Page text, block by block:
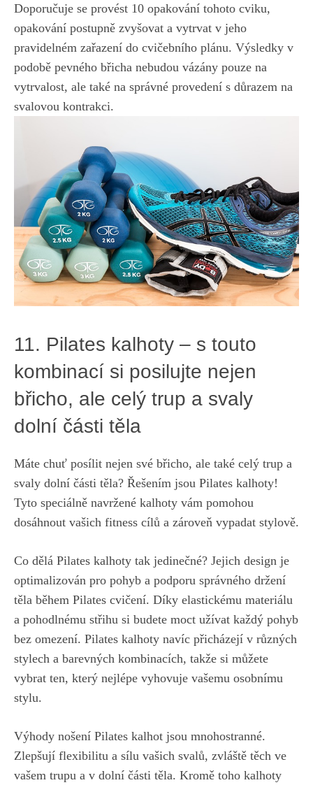
Doporučuje se provést 10 opakování tohoto⁣ cviku,
opakování postupně zvyšovat a vytrvat v jeho
pravidelném zařazení do cvičebního plánu. Výsledky v
podobě ⁤pevného břicha nebudou⁣ vázány pouze na
vytrvalost, ale také na správné provedení ​s důrazem na
svalovou ‌kontrakci.
11. Pilates kalhoty – s⁣ touto
kombinací si posilujte ‍nejen
břicho, ale celý trup​ a svaly
dolní části těla
Máte chuť posílit nejen‍ své břicho,‌ ale také celý trup a
svaly dolní části těla? Řešením jsou Pilates kalhoty!
Tyto speciálně navržené kalhoty vám pomohou
dosáhnout vašich fitness cílů ⁤a zároveň vypadat stylově.
Co dělá Pilates kalhoty tak jedinečné? Jejich design je
optimalizován ⁢pro pohyb a podporu správného‌ držení
těla během Pilates cvičení. Díky elastickému materiálu
a pohodlnému střihu si budete moct užívat každý pohyb
bez⁢ omezení.⁢ Pilates kalhoty navíc přicházejí v různých
stylech a barevných kombinacích, ‍takže si můžete
vybrat ten, který nejlépe ⁣vyhovuje vašemu osobnímu
stylu.
Výhody nošení Pilates kalhot jsou mnohostranné.
Zlepšují flexibilitu a⁢ sílu vašich svalů, zvláště těch ve
vašem​ trupu ‌a v⁣ dolní části těla. Kromě toho kalhoty